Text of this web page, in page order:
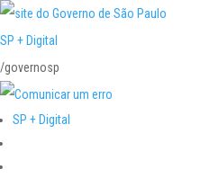
SP + Digital
/governosp
SP + Digital